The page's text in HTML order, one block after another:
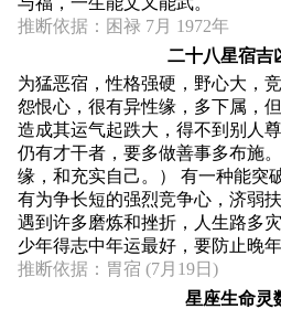
推断依据：困禄 7月 1972年
二十八星宿吉
为猛恶宿，性格强硬，野心大，
怨恨心，很有异性缘，多下属，
造成其运气起跌大，得不到别人
仍有才干者，要多做善事多布施
缘，和充实自己。） 有一种能突
有为争长短的强烈竞争心，济弱
遇到许多磨炼和挫折，人生路多
少年得志中年运最好，要防止晚
推断依据：胃宿 (7月19日)
星座生命灵